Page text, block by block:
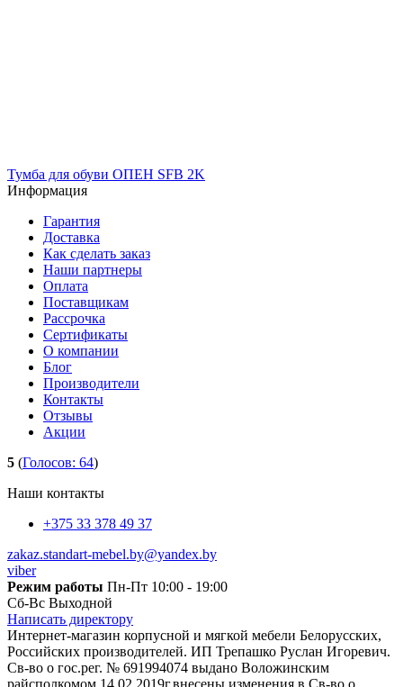
Тумба для обуви ОПЕН SFB 2K
Информация
Гарантия
Доставка
Как сделать заказ
Наши партнеры
Оплата
Поставщикам
Рассрочка
Сертификаты
О компании
Блог
Производители
Контакты
Отзывы
Акции
5 (Голосов: 64)
Наши контакты
+375 33 378 49 37
zakaz.standart-mebel.by@yandex.by
viber
Режим работы Пн-Пт 10:00 - 19:00
Сб-Вс Выходной
Написать директору
Интернет-магазин корпусной и мягкой мебели Белорусских,
Российских производителей. ИП Трепашко Руслан Игоревич.
Св-во о гос.рег. № 691994074 выдано Воложинским
райсполкомом 14.02.2019г.внесены изменения в Св-во о